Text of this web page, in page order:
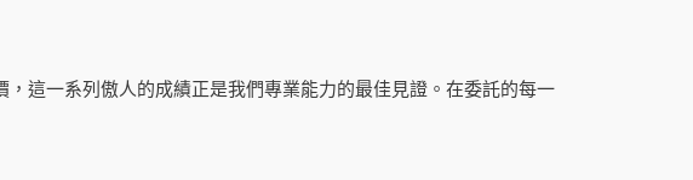
這一系列傲人的成績正是我們專業能力的最佳見證。在委託的每一